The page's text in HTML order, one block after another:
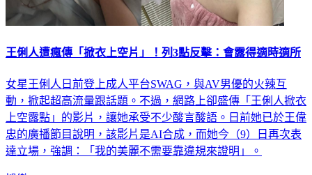
王俐人遭瘋傳「掀衣上空片」！列3點反擊：會露得適時適所
女星王俐人日前登上成人平台SWAG，與AV男優的火辣互
動，掀起超高流量跟話題。不過，網路上卻盛傳「王俐人掀衣
上空露點」的影片，讓她承受不少酸言酸語。日前她已於王偉
忠的廣播節目說明，該影片是AI合成，而她今（9）日再次表
達立場，強調：「我的美麗不需要靠違規來證明」。